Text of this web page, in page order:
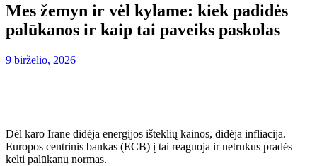
Mes žemyn ir vėl kylame: kiek padidės
palūkanos ir kaip tai paveiks paskolas
9 birželio, 2026
Dėl karo Irane didėja energijos išteklių kainos, didėja infliacija.
Europos centrinis bankas (ECB) į tai reaguoja ir netrukus pradės
kelti palūkanų normas.